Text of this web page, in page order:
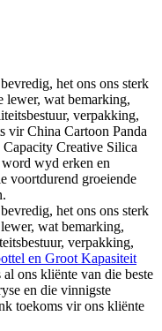
het ons ons sterk
lewer, wat bemarking,
verpakking,
vir China Cartoon Panda
Creative Silica
wyd erken en
voortdurend groeiende
het ons ons sterk
wat bemarking,
verpakking,
en Groot Kapasiteit
ons kliënte van die beste
en die vinnigste
toekoms vir ons kliënte